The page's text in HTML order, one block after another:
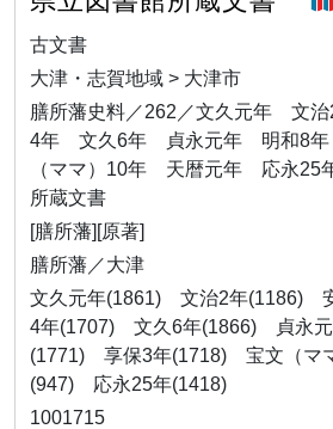
古文書
大津・志賀地域 > 大津市
膳所藩史料／262／文久元年 文
4年 文久6年 貞永元年 明和8
（ママ）10年 天暦元年 応永25
所蔵文書
[膳所藩][原著]
膳所藩／大津
文久元年(1861) 文治2年(1186)
4年(1707) 文久6年(1866) 貞永
(1771) 享保3年(1718) 宝文（マ
(947) 応永25年(1418)
1001715